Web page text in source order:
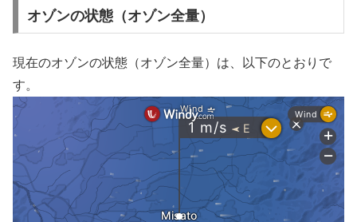
オゾンの状態（オゾン全量）
現在のオゾンの状態（オゾン全量）は、以下のとおりで
す。